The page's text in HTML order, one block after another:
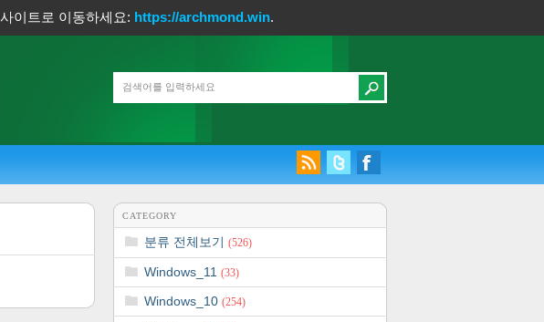
이트로 이동하세요: https://archmond.win.
CATEGORY
분류 전체보기 (526)
Windows_11 (33)
Windows_10 (254)